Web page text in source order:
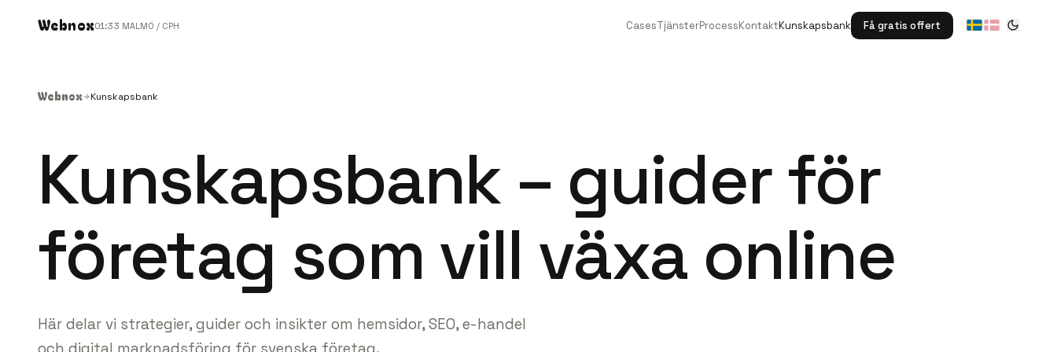
Webnox01 33 MALMÖ / CPH CasesTjänsterProcessKontaktKunskapsbank Få gratis offert
Webnox Kunskapsbank
Kunskapsbank – guider för
företag som vill växa online
Här delar vi strategier, guider och insikter om hemsidor, SEO, e-handel
och digital marknadsföring för svenska företag.